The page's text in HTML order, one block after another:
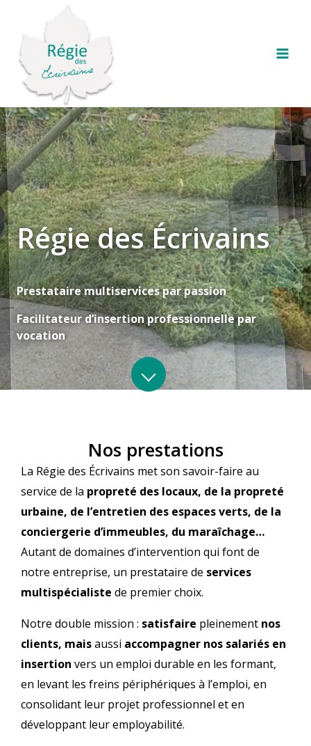
contenu
Régie des Écrivains
Prestataire multiservices par passion
Facilitateur d’insertion professionnelle par
vocation
Nos prestations
La Régie des Écrivains met son savoir-faire au
service de la propreté des locaux, de la propreté
urbaine, de l’entretien des espaces verts, de la
conciergerie d’immeubles, du maraîchage…
Autant de domaines d’intervention qui font de
notre entreprise, un prestataire de services
multispécialiste de premier choix.
Notre double mission : satisfaire pleinement nos
clients, maisaussi accompagner nos salariés en
insertion vers un emploi durable en les formant,
en levant les freins périphériques à l’emploi, en
consolidant leur projet professionnel et en
développant leur employabilité.